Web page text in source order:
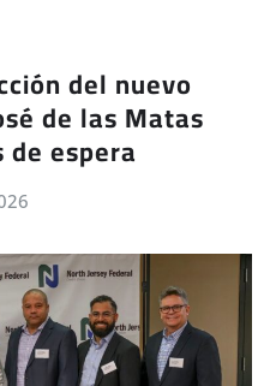
del nuevo
de las Matas
espera